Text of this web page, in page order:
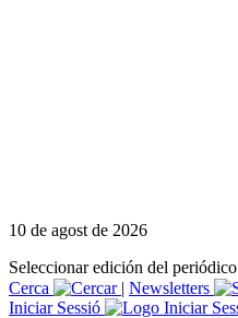
10 de agost de 2026
Seleccionar edición del periódico
Cerca
| Newsletters
Iniciar Sessió